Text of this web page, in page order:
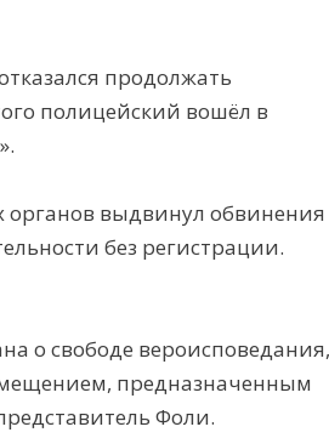
продолжать
полицейский вошёл в
органов выдвинул обвинения
без регистрации.
о свободе вероисповедания,
предназначенным
Фоли.